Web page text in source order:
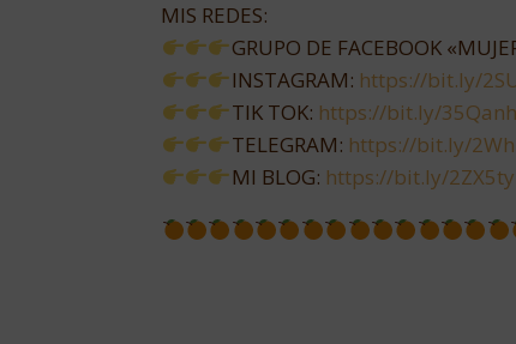
MIS REDES:
GRUPO DE FACEBOOK
INSTAGRAM: https://bit.ly/
TIK TOK: https://bit.ly/
TELEGRAM: https://bit.ly/
MI BLOG: https://bit.ly/